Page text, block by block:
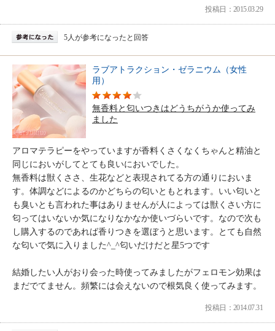
投稿日：2015.03.29
5人が参考になったと回答
ラブアトラクション・ゼラニウム（女性
用）
無香料と匂いつきはどうちがうか使ってみ
ました
アロマテラピーをやっていますが香料くさくなくちゃんと精油と
同じにおいがしてとても良いにおいでした。
無香料は獣くささ、生花などと表現されてる方の通りにおいま
す。体調などによるのかどちらの匂いともとれます。いい匂いと
も臭いとも言われた事はありませんが人によっては獣くさい方に
匂ってはいないか気になりなかなか使いづらいです。なので次も
し購入するのであれば香りつきを選ぼうと思います。とても自然
な匂いで気に入りました^_^匂いだけだと星5つです
結婚したい人がおり会った時使ってみましたがフェロモン効果は
まだでてません。頻繁には会えないので根気良く使ってみます。
投稿日：2014.07.31